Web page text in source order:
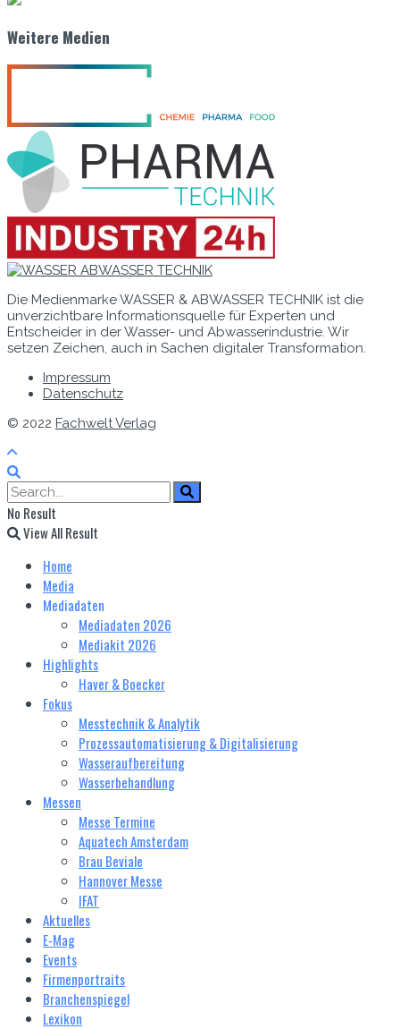
Weitere Medien
Die Medienmarke WASSER & ABWASSER TECHNIK ist die
unverzichtbare Informationsquelle für Experten und
Entscheider in der Wasser- und Abwasserindustrie. Wir
setzen Zeichen, auch in Sachen digitaler Transformation.
Impressum
Datenschutz
© 2022 Fachwelt Verlag
No Result
View All Result
Home
Media
Mediadaten
Mediadaten 2026
Mediakit 2026
Highlights
Haver & Boecker
Fokus
Messtechnik & Analytik
Prozessautomatisierung & Digitalisierung
Wasseraufbereitung
Wasserbehandlung
Messen
Messe Termine
Aquatech Amsterdam
Brau Beviale
Hannover Messe
IFAT
Aktuelles
E‑Mag
Events
Firmenportraits
Branchenspiegel
Lexikon